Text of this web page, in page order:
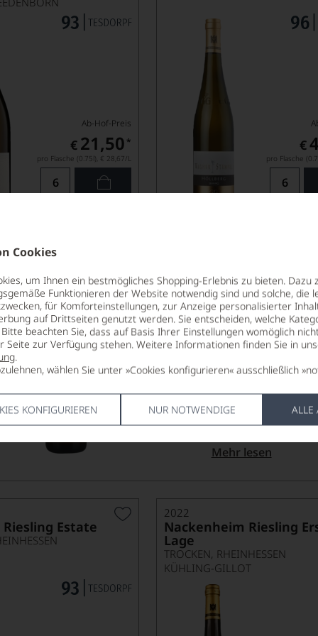
Cookies
um Ihnen ein bestmögliches Shopping-Erlebnis zu bieten. Dazu
Funktionieren der Website notwendig sind und solche, die
für Komforteinstellungen, zur Anzeige personalisierter
auf Drittseiten genutzt werden. Sie entscheiden, welche
beachten Sie, dass auf Basis Ihrer Einstellungen womöglich
Seite zur Verfügung stehen. Weitere Informationen finden Sie in
.
wählen Sie unter »Cookies konfigurieren« ausschließlich
KONFIGURIEREN NUR NOTWENDIGE ALLE
Ab-Hof-Preis
€ 21,50 *
pro Flasche (0.75l), € 28,67/L
€
pro Flasche
Nackenheim
Lage
TROCKEN,
KÜHLING-GILLOT
Ein Riesling mit
Nackenheim steht
Weine mit Struktur.
Kräuternoten
straff, mit
Kühling-Gillot zeigt
Mehr lesen
Estate
2022
Nackenheim Riesling
Lage
TROCKEN, RHEINHESSEN
KÜHLING-GILLOT